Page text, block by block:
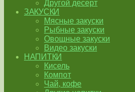
Другой десерт
ЗАКУСКИ
Мясные закуски
Рыбные закуски
Овощные закуски
Видео закуски
НАПИТКИ
Кисель
Компот
Чай, кофе